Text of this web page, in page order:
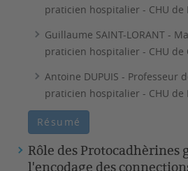
praticien hospitalier - CHU de
Guillaume SAINT-LORANT -
praticien hospitalier - CHU de
Antoine DUPUIS - Professeur
praticien hospitalier - CHU de
Résumé
Rôle des Protocadhèrines
l'encodage des